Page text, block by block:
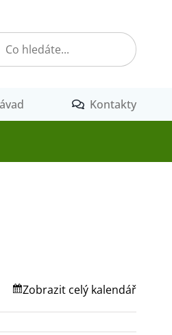
Kontakty
Zobrazit celý kalendář